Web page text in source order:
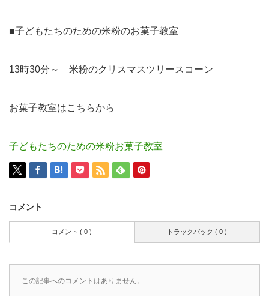
■子どもたちのための米粉のお菓子教室
13時30分～ 米粉のクリスマスツリースコーン
お菓子教室はこちらから
子どもたちのための米粉お菓子教室
コメント
コメント ( 0 ) トラックバック ( 0 )
この記事へのコメントはありません。